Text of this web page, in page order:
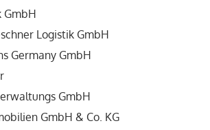
GmbH
Logistik GmbH
Germany GmbH
GmbH
GmbH & Co. KG